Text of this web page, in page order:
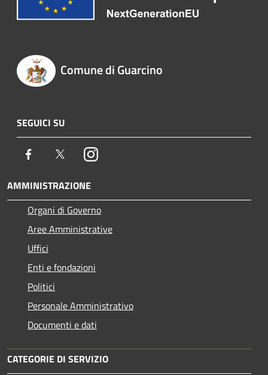
Comune di Guarcino
SEGUICI SU
Facebook TwitterInstagram
AMMINISTRAZIONE
Organi di Governo
Aree Amministrative
Uffici
Enti e fondazioni
Politici
Personale Amministrativo
Documenti e dati
CATEGORIE DI SERVIZIO